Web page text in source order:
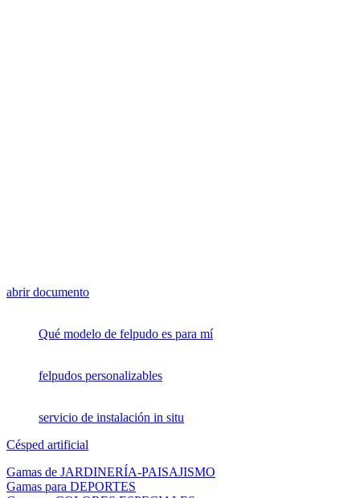
abrir documento
Qué modelo de felpudo es para mí
felpudos personalizables
servicio de instalación in situ
Césped artificial
Gamas de JARDINERÍA-PAISAJISMO
Gamas para DEPORTES